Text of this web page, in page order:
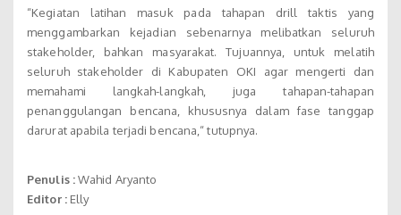
“Kegiatan latihan masuk pada tahapan drill taktis yang
menggambarkan kejadian sebenarnya melibatkan seluruh
stakeholder, bahkan masyarakat. Tujuannya, untuk melatih
seluruh stakeholder di Kabupaten OKI agar mengerti dan
memahami langkah-langkah, juga tahapan-tahapan
penanggulangan bencana, khususnya dalam fase tanggap
darurat apabila terjadi bencana,“ tutupnya.
Penulis :Wahid Aryanto
Editor :Elly